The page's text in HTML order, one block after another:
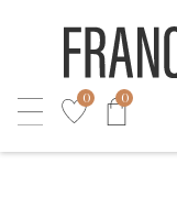
0 0